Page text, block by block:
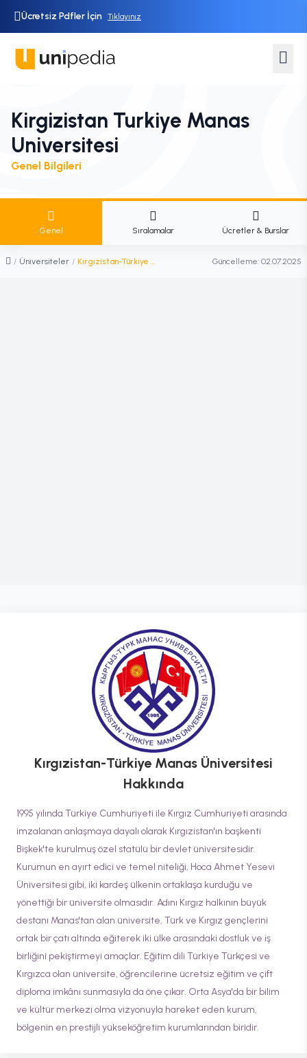
Ücretsiz Pdfler İçin Tıklayınız
Kirgizistan Turkiye Manas
Universitesi
Genel Bilgileri
Genel Sıralamalar Ücretler & Burslar
/ Üniversiteler / Kırgızistan-Türkiye Manas Üniversitesi Güncelleme: 02.07.2025
Kırgızistan-Türkiye Manas Üniversitesi
Hakkında
1995 yılında Türkiye Cumhuriyeti ile Kırgız Cumhuriyeti arasında
imzalanan anlaşmaya dayalı olarak Kırgızistan'ın başkenti
Bişkek'te kurulmuş özel statülü bir devlet üniversitesidir.
Kurumun en ayırt edici ve temel niteliği, Hoca Ahmet Yesevi
Üniversitesi gibi, iki kardeş ülkenin ortaklaşa kurduğu ve
yönettiği bir üniversite olmasıdır. Adını Kırgız halkının büyük
destanı Manas'tan alan üniversite, Türk ve Kırgız gençlerini
ortak bir çatı altında eğiterek iki ülke arasındaki dostluk ve iş
birliğini pekiştirmeyi amaçlar. Eğitim dili Türkiye Türkçesi ve
Kırgızca olan üniversite, öğrencilerine ücretsiz eğitim ve çift
diploma imkânı sunmasıyla da öne çıkar. Orta Asya'da bir bilim
ve kültür merkezi olma vizyonuyla hareket eden kurum,
bölgenin en prestijli yükseköğretim kurumlarından biridir.